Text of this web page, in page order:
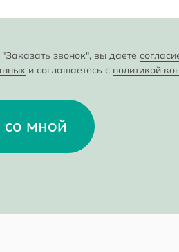
звонок", вы даете
и соглашаетесь с политикой
со мной